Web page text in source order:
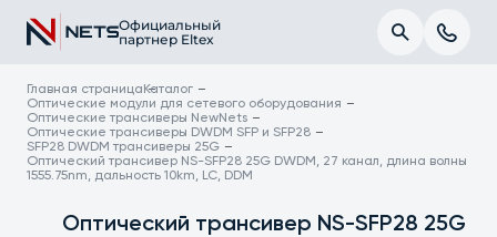
Официальный
партнер Eltex
Главная страница Каталог
Оптические модули для сетевого оборудования
Оптические трансиверы NewNets
Оптические трансиверы DWDM SFP и SFP28
SFP28 DWDM трансиверы 25G
Оптический трансивер NS-SFP28 25G DWDM, 27 канал, длина волны
1555.75nm, дальность 10km, LC, DDM
Оптический трансивер NS-SFP28 25G